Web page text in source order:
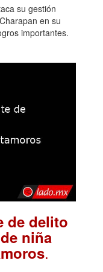
su gestión
en su
importantes.
de delito
niña
.